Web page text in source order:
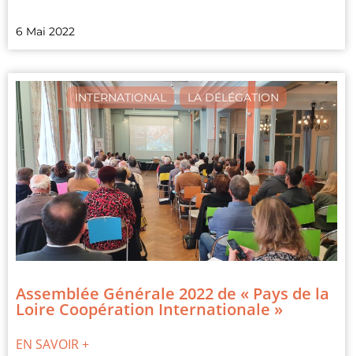
6 Mai 2022
INTERNATIONAL , LA DÉLÉGATION
Assemblée Générale 2022 de « Pays de la
Loire Coopération Internationale »
EN SAVOIR +